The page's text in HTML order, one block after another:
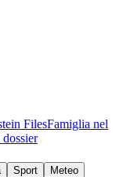
FilesFamiglia nel
Sport
Meteo